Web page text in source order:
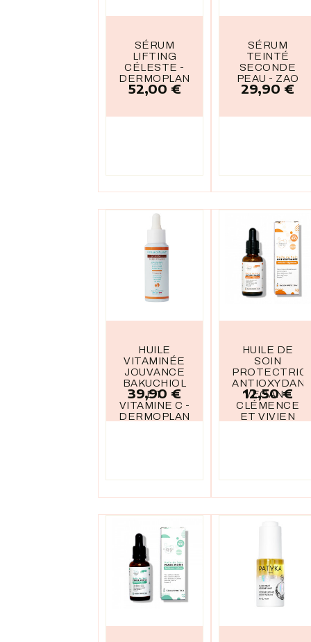
SÉRUM
LIFTING
CÉLESTE -
DERMOPLANT
Prix
52,00 €
SÉRUM
TEINTÉ
SECONDE
PEAU - ZAO
Prix
29,90 €
HUILE
VITAMINÉE
JOUVANCE
BAKUCHIOL
ET
VITAMINE C -
DERMOPLANT
Prix
39,90 €
HUILE DE
SOIN
VEGAN -
CLÉMENCE
ET VIVIEN
Prix
12,50 €